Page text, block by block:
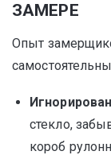
ЗАМЕРЕ
Опыт
стекло,
короб